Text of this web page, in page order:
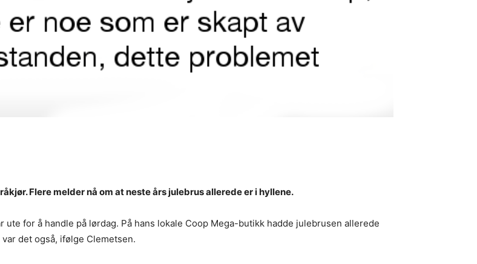
Flere melder nå om at neste års julebrus allerede er i hyllene.
for å handle på lørdag. På hans lokale Coop Mega-butikk hadde julebrusen allerede
det også, ifølge Clemetsen.